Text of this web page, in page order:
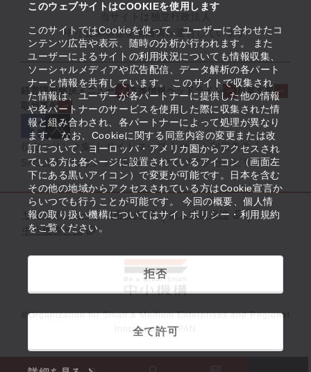
このウェブサイトはCOOKIEを使用します
このサイトではCookieを使って、ユーザーに合わせたコ
ンテンツ広告や表示、随時の分析が行われます。 また
ユーザーによるサイトの利用状況についても情報収集、
ソーシャルメディアや広告配信、データ解析の各パート
ナーと情報を共有しています。 このサイトで収集され
た情報は、ユーザーが各パートナーに提供した他の情報
や各パートナーのサービスを使用した際に収集された情
報と組み合わされ、各パートナーによって処理が異なり
ます。 なお、Cookieに関する同意内容の変更または改
訂について、ヨーロッパ・アメリカ圏からアクセスされ
ている方は各ページに設置されているアイコン（画面左
下にある黒いアイコン）で変更が可能です。日本を含む
その他の地域からアクセスされている方はCookie宣言か
らいつでも行うことが可能です。 今回の概要、個人情
報の取り扱い機構についてはサイトポリシー・利用規約
をご覧ください。
拒否
全て許可
中小企業基盤整備機構が運営しています
経営課題解決メニュー 支援情報ヘッドライン
起業支援
取組事例
役立つリンク集 サイトマップ
サイト利用条件
SNS公式アカウント一覧
ウェブアクセシビリティ
サイトポリシー・利用規約
個人情報保護
中小機構とは
©Organization for Small & Medium Enterprises and Regional
Innovation, JAPAN